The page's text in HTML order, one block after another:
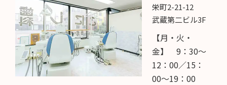
栄町2-21-12
武蔵第二ビル3F
【月・火・
金】 9：30～
12：00／15：
00～19：00